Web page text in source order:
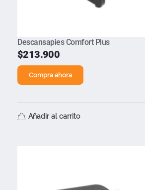
Descansapies Comfort Plus
$213.900
Compra ahora
Añadir al carrito